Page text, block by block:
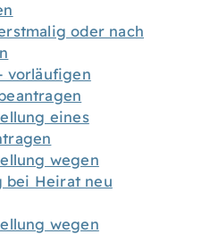
oder nach
vorläufigen
eines
wegen
bei Heirat neu
wegen